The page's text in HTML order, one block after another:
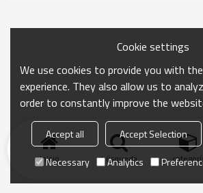
Inicio búsqueda
Cookie settings
We use cookies to provide you with
experience. They also allow us to
order to constantly improve the
Accept all Accept Selection
Necessary
Analytics